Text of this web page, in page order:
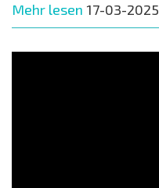
Mehr lesen 17-03-2025